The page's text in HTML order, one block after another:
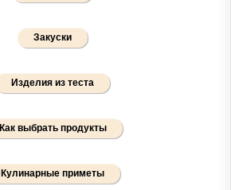
Закуски
Изделия из теста
Как выбрать продукты
Кулинарные приметы